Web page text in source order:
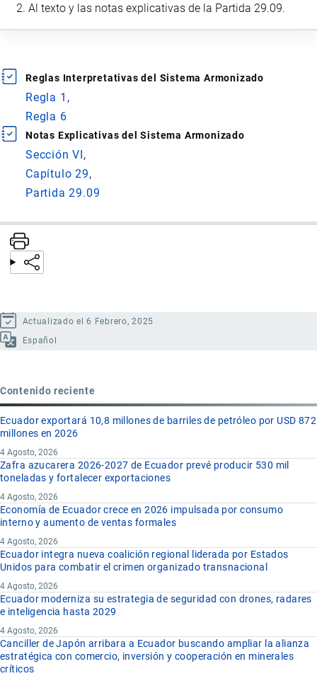
Al texto y las notas explicativas de la Partida 29.09.
Reglas Interpretativas del Sistema Armonizado
Regla 1
Regla 6
Notas Explicativas del Sistema Armonizado
Sección VI
Capítulo 29
Partida 29.09
Actualizado el 6 Febrero, 2025
Español
Contenido reciente
Ecuador exportará 10,8 millones de barriles de petróleo por USD 872
millones en 2026
4 Agosto, 2026
Zafra azucarera 2026-2027 de Ecuador prevé producir 530 mil
toneladas y fortalecer exportaciones
4 Agosto, 2026
Economía de Ecuador crece en 2026 impulsada por consumo
interno y aumento de ventas formales
4 Agosto, 2026
Ecuador integra nueva coalición regional liderada por Estados
Unidos para combatir el crimen organizado transnacional
4 Agosto, 2026
Ecuador moderniza su estrategia de seguridad con drones, radares
e inteligencia hasta 2029
4 Agosto, 2026
Canciller de Japón arribara a Ecuador buscando ampliar la alianza
estratégica con comercio, inversión y cooperación en minerales
críticos